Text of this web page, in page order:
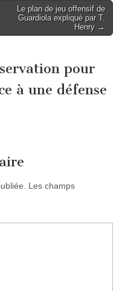
Le plan de jeu offensif de
Guardiola expliqué par T.
Henry →
pour
à une défense
Les champs